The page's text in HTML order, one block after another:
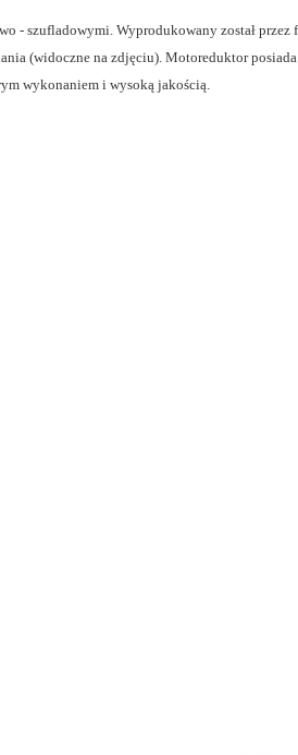
- szufladowymi. Wyprodukowany został przez
(widoczne na zdjęciu). Motoreduktor posiada
wykonaniem i wysoką jakością.